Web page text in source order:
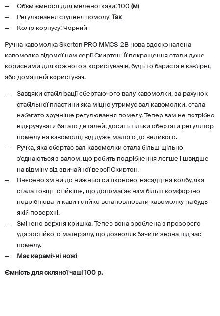
Об'єм ємності для меленої кави: 100 (м)
Регулювання ступеня помолу: Так
Колір корпусу: Чорний
Ручна кавомолка Skerton PRO MMCS-2В нова вдосконалена
кавомолка відомої нам серії Скиртон. Її покращення стали дуже
корисними для кожного з користувачів, будь то бариста в кав'ярні,
або домашній користувач.
Завдяки стабілізації обертаючого валу кавомолки, за рахунок
стабільної пластини яка міцно утримує вал кавомолки, стала
набагато зручніше регулювання помелу. Тепер вам не потрібно
відкручувати багато деталей, досить тільки обертати регулятор
помелу на кавомолці від дуже малого до великого.
Ручка, яка обертає вал кавомолки стала більш щільно
з'єднаються з валом, що робить подрібнення легше і швидше
на відміну від звичайної версії Скиртон.
Внесено зміни до нижньої силіконової насадці на колбу, яка
стала товщі і стійкіше, що допомагає нам більш комфортно
подрібнювати кави і стійко встановлювати кавомолку на будь-
якій поверхні.
Змінено верхня кришка. Тепер вона зроблена з прозорого
ударостійкого матеріалу, що дозволяє бачити зерна під час
помелу.
Має керамічні ножі
Ємність для скляної чаші 100 р.